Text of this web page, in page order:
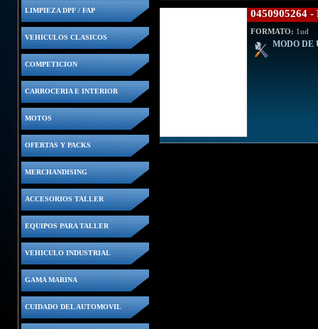
LIMPIEZA DPF / FAP
VEHICULOS CLASICOS
COMPETICION
CARROCERIA E INTERIOR
MOTOS
OFERTAS Y PACKS
MERCHANDISING
ACCESORIOS TALLER
EQUIPOS PARA TALLER
VEHICULO INDUSTRIAL
GAMA MARINA
CUIDADO DEL AUTOMOVIL
0450905264
FORMATO: 1ud
MODO DE